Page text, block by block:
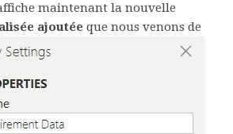
maintenant la nouvelle
ajoutée que nous venons de